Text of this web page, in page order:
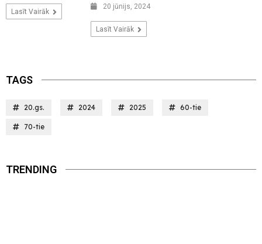
Lasīt Vairāk
20 jūnijs, 2024
Lasīt Vairāk
TAGS
20.gs. 2024 2025 60-tie
70-tie
TRENDING